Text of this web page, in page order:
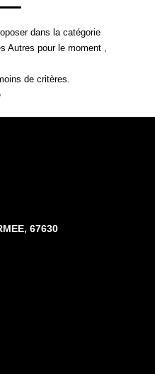
Ligne
alsace.fr
dans la catégorie
Autres pour le moment ,
de critères.
67630